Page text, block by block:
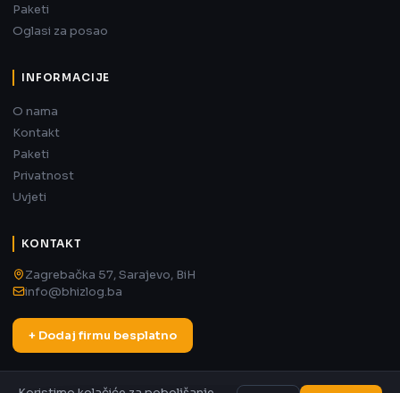
Paketi
Oglasi za posao
INFORMACIJE
O nama
Kontakt
Paketi
Privatnost
Uvjeti
KONTAKT
Zagrebačka 57, Sarajevo, BiH
info@bhizlog.ba
+ Dodaj firmu besplatno